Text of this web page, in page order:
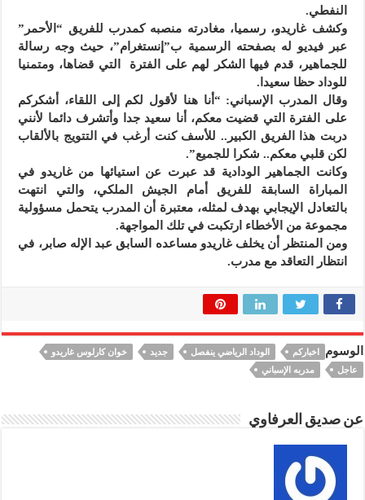
النفطي.
وكشف غاريدو، رسميا، مغادرته منصبه كمدرب للفريق “الأحمر”
عبر فيديو له بصفحته الرسمية ب”إنستغرام”، حيث وجه رسالة
للجماهير، قدم فيها الشكر لهم على الفترة التي قضاها، ومتمنيا
للوداد حظا سعيدا.
وقال المدرب الإسباني: “أنا هنا لأقول لكم إلى اللقاء، أشكركم
على الفترة التي قضيت معكم، أنا سعيد جدا وأتشرف دائما لأنني
دربت هذا الفريق الكبير.. للأسف كنت أرغب في التتويج بالألقاب
لكن قلبي معكم.. شكرا للجميع”.
وكانت الجماهير الودادية قد عبرت عن استيائها من غاريدو في
المباراة السابقة للفريق أمام الجيش الملكي، والتي انتهت
بالتعادل الإيجابي بهدف لمثله، معتبرة أن المدرب يتحمل مسؤولية
مجموعة من الأخطاء ارتكبت في تلك المواجهة.
ومن المنتظر أن يخلف غاريدو مساعده السابق عبد الإله صابر، في
انتظار التعاقد مع مدرب.
الوسوم اخباركم الوداد الرياضي ينفصل جديد
خوان كارلوس غاريدو
عاجل
مدربه الإسباني
عن صديق العرفاوي